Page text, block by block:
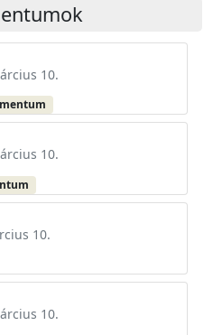
10.
10.
10.
10.